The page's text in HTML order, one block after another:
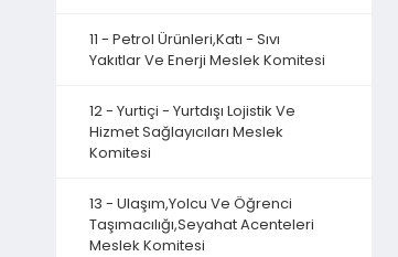
11 - Petrol Ürünleri,Katı - Sıvı
Yakıtlar Ve Enerji Meslek Komitesi
12 - Yurtiçi - Yurtdışı Lojistik Ve
Hizmet Sağlayıcıları Meslek
Komitesi
13 - Ulaşım,Yolcu Ve Öğrenci
Taşımacılığı,Seyahat Acenteleri
Meslek Komitesi